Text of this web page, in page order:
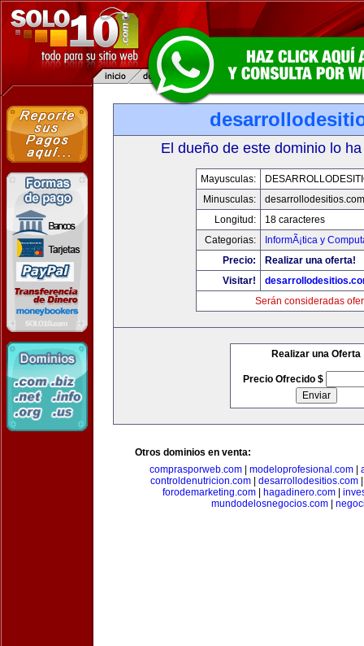
El dueño de este dominio lo
Mayusculas:
Minusculas:
desarrollodesitios.com
Longitud:
18 caracteres
Categorias:
InformÃ¡tica y
Precio:
Realizar una oferta!
Visitar!
Serán consideradas
Realizar una Oferta
Precio Ofrecido $
Otros dominios en venta:
comprasporweb.com| modeloprofesional.com|
controldenutricion.com
desarrollodesitios.com
forodemarketing.com| hagadinero.com|
mundodelosnegocios.com